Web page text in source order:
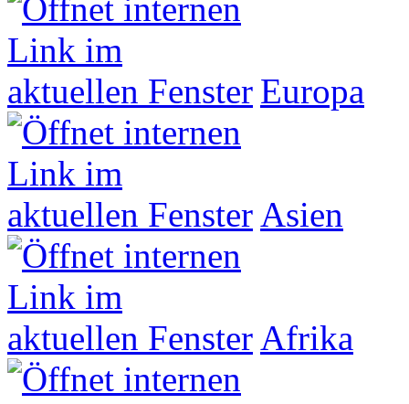
Europa
Asien
Afrika